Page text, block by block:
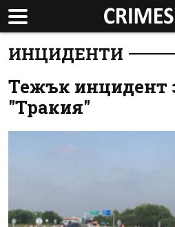
ИНЦИДЕНТИ
Тежък инцидент
"Тракия"